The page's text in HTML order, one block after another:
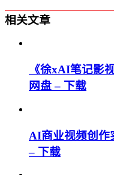
相关文章
《徐xAI笔记影
网盘 – 下载
AI商业视频创作
– 下载